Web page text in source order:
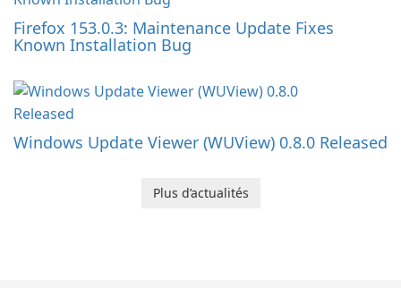
Firefox 153.0.3: Maintenance Update Fixes
Known Installation Bug
Windows Update Viewer (WUView) 0.8.0 Released
Plus d’actualités